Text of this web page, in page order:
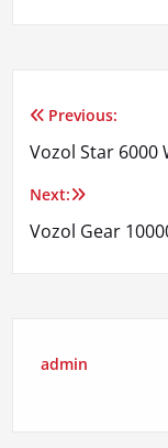
Yazı
gezinmesi
Previous:
Vozol Star 6000
Next:
Vozol Gear
admin